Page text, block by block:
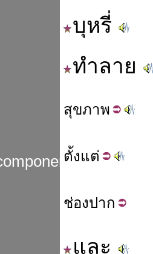
บุหรี่
ทำลาย
สุขภาพ
ตั้งแต่
ช่องปาก
และ